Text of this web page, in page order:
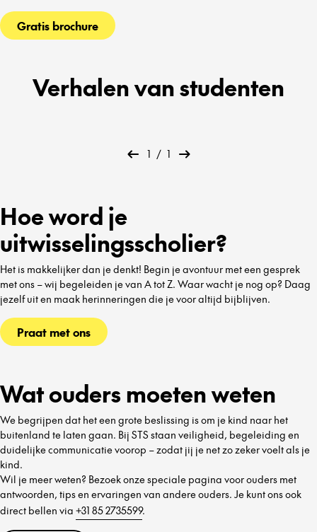
Gratis brochure
Verhalen van studenten
1 / 1
Hoe word je
uitwisselingsscholier?
Het is makkelijker dan je denkt! Begin je avontuur met een gesprek
met ons – wij begeleiden je van A tot Z. Waar wacht je nog op? Daag
jezelf uit en maak herinneringen die je voor altijd bijblijven.
Praat met ons
Wat ouders moeten weten
We begrijpen dat het een grote beslissing is om je kind naar het
buitenland te laten gaan. Bij STS staan veiligheid, begeleiding en
duidelijke communicatie voorop – zodat jij je net zo zeker voelt als je
kind.
Wil je meer weten? Bezoek onze speciale pagina voor ouders met
antwoorden, tips en ervaringen van andere ouders. Je kunt ons ook
direct bellen via +31 85 2735599.